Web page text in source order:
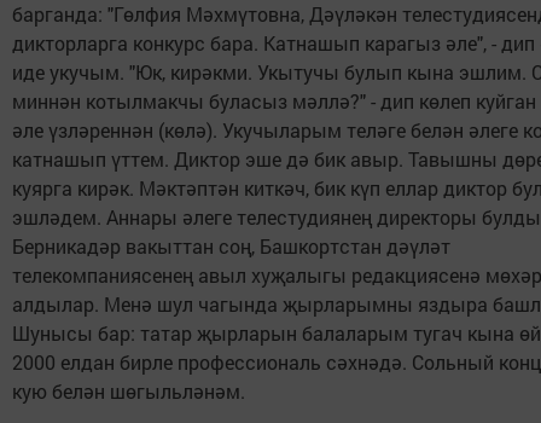
барганда: "Гөлфия Мәхмүтовна, Дәүләкән
дикторларга конкурс бара. Катнашып карагыз әле", - дип
иде укучым. "Юк, кирәкми. Укытучы булып кына эшлим.
миннән котылмакчы буласыз мәллә?" - дип көлеп
әле үзләреннән (көлә). Укучыларым теләге белән әлеге
катнашып үттем. Диктор эше дә бик авыр. Тавышны
куярга кирәк. Мәктәптән киткәч, бик күп еллар диктор
эшләдем. Аннары әлеге телестудиянең директоры
Берникадәр вакыттан соң, Башкортстан дәүләт
телекомпаниясенең авыл хуҗалыгы редакциясенә
алдылар. Менә шул чагында җырларымны яздыра
Шунысы бар: татар җырларын балаларым тугач кына
2000 елдан бирле профессиональ сәхнәдә. Сольный
кую белән шөгыльләнәм.